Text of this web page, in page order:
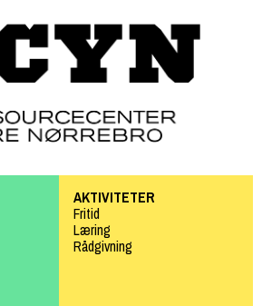
hovedindhold
AKTIVITETER
Fritid
Læring
Rådgivning